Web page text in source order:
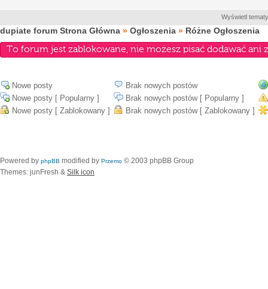
Wyświetl
dupiate forum Strona Główna » Ogłoszenia » Różne Ogłoszenia
To forum jest zablokowane, nie możesz pisać dodawać ani
Nowe posty
Brak nowych postów
Nowe posty [ Popularny ]
Brak nowych postów [ Popularny ]
Nowe posty [ Zablokowany ]
Brak nowych postów [ Zablokowany ]
Powered by phpBB modified by Przemo © 2003 phpBB Group
Themes: junFresh & Silk icon